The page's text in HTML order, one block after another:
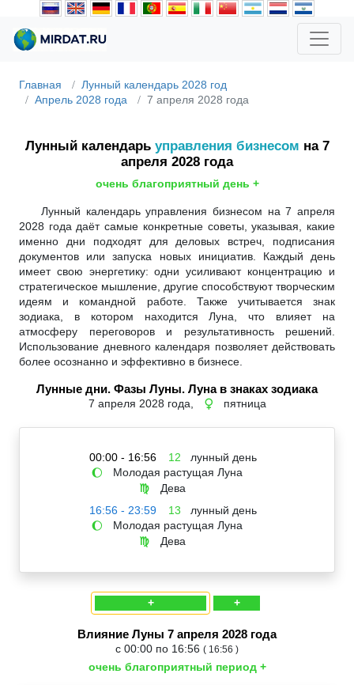
Главная
Лунный календарь 2028 год
Апрель 2028 года
7 апреля 2028 года
Лунный календарь управления бизнесом на 7
апреля 2028 года
очень благоприятный день +
Лунный календарь управления бизнесом на 7 апреля
2028 года даёт самые конкретные советы, указывая, какие
именно дни подходят для деловых встреч, подписания
документов или запуска новых инициатив. Каждый день
имеет свою энергетику: одни усиливают концентрацию и
стратегическое мышление, другие способствуют творческим
идеям и командной работе. Также учитывается знак
зодиака, в котором находится Луна, что влияет на
атмосферу переговоров и результативность решений.
Использование дневного календаря позволяет действовать
более осознанно и эффективно в бизнесе.
Лунные дни. Фазы Луны. Луна в знаках зодиака
7 апреля 2028 года, ♀ пятница
00:00 - 16:56 12 лунный день
🌔 Молодая растущая Луна
♍
Дева
16:56 - 23:59
13 лунный день
🌔 Молодая растущая Луна
♍ Дева
+ +
Влияние Луны 7 апреля 2028 года
с 00:00 по 16:56 ( 16:56 )
очень благоприятный период +